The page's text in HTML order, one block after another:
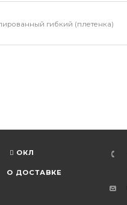
гибкий (плетенка)
ОКЛ
О ДОСТАВКЕ